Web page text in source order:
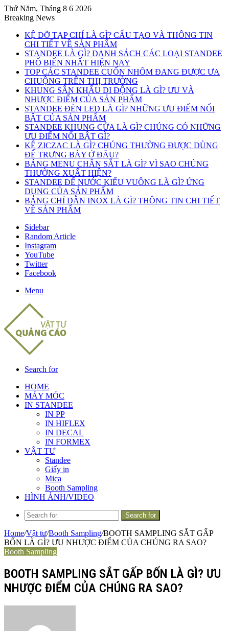
Thứ Năm, Tháng 8 6 2026
Breaking News
KỆ ĐỠ TẠP CHÍ LÀ GÌ? CẤU TẠO VÀ THÔNG TIN
CHI TIẾT VỀ SẢN PHẨM
STANDEE LÀ GÌ? DANH SÁCH CÁC LOẠI STANDEE
PHỔ BIẾN NHẤT HIỆN NAY
TOP CÁC STANDEE CUỐN NHÔM ĐANG ĐƯỢC ƯA
CHUỘNG TRÊN THỊ TRƯỜNG
KHUNG SÂN KHẤU DI ĐỘNG LÀ GÌ? ƯU VÀ
NHƯỢC ĐIỂM CỦA SẢN PHẨM
STANDEE ĐÈN LED LÀ GÌ? NHỮNG ƯU ĐIỂM NỔI
BẬT CỦA SẢN PHẨM
STANDEE KHUNG CỬA LÀ GÌ? CHÚNG CÓ NHỮNG
ƯU ĐIỂM NỔI BẬT GÌ?
KỆ ZICZAC LÀ GÌ? CHÚNG THƯỜNG ĐƯỢC DÙNG
ĐỂ TRƯNG BÀY Ở ĐÂU?
BẢNG MENU CHÂN SẮT LÀ GÌ? VÌ SAO CHÚNG
THƯỜNG XUẤT HIỆN?
STANDEE ĐẾ NƯỚC KIỂU VUÔNG LÀ GÌ? ỨNG
DỤNG CỦA SẢN PHẨM
BẢNG CHỈ DẪN INOX LÀ GÌ? THÔNG TIN CHI TIẾT
VỀ SẢN PHẨM
Sidebar
Random Article
Instagram
YouTube
Twitter
Facebook
Menu
Search for
HOME
MÁY MÓC
IN STANDEE
IN PP
IN HIFLEX
IN DECAL
IN FORMEX
VẬT TƯ
Standee
Giấy in
Mica
Booth Sampling
HÌNH ẢNH/VIDEO
Search for
Home/Vật tư/Booth Sampling/BOOTH SAMPLING SẮT GẤP
BỐN LÀ GÌ? ƯU NHƯỢC ĐIỂM CỦA CHÚNG RA SAO?
Booth Sampling
BOOTH SAMPLING SẮT GẤP BỐN LÀ GÌ? ƯU
NHƯỢC ĐIỂM CỦA CHÚNG RA SAO?